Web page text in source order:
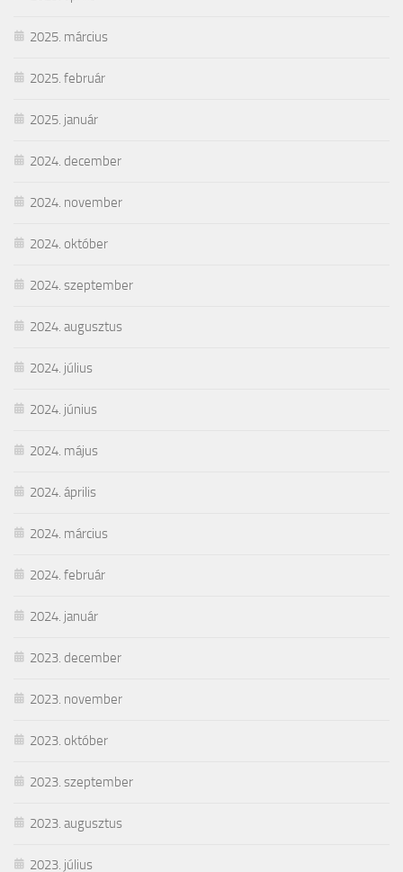
2025. március
2025. február
2025. január
2024. december
2024. november
2024. október
2024. szeptember
2024. augusztus
2024. július
2024. június
2024. május
2024. április
2024. március
2024. február
2024. január
2023. december
2023. november
2023. október
2023. szeptember
2023. augusztus
2023. július